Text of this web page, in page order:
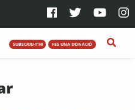
SUBSCRIU-T'HI FES UNA DONACIÓ